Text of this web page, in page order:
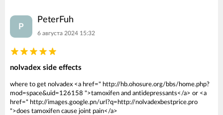
P
PeterFuh
6 августа 2024 15:32
nolvadex side effects
where to get nolvadex <a href=" http://hb.ohosure.org/bbs/home.php?
mod=space&uid=126158 ">tamoxifen and antidepressants</a> or <a
href=" http://images.google.pn/url?q=http://nolvadexbestprice.pro
">does tamoxifen cause joint pain</a>